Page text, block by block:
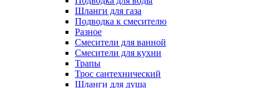
Шланги для газа
Подводка к смесителю
Разное
Смесители для ванной
Смесители для кухни
Трапы
Трос сантехнический
Шланги для душа